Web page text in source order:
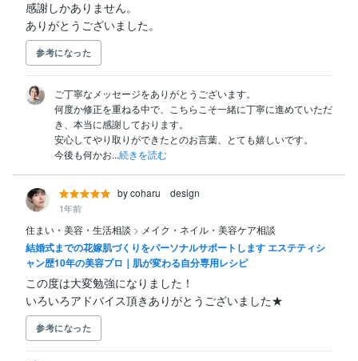
感謝しかありません。
ありがとうございました。
参考になった
ご丁寧なメッセージをありがとうございます。
何度か修正を重ねる中で、こちらこそ一緒に丁寧に進めていただ
き、本当に感謝しております。
安心してやり取りができたとのお言葉、とても嬉しいです。
今後も何かお...続きを読む
by coharu design
1年前
住まい・美容・生活相談 > メイク・ネイル・美容ケア相談
結婚式までの花嫁肌づくりをパーソナルサポートします エステティシ
ャン歴10年の美容プロ｜肌が変わる自分専用レシピ
この度は大変勉強になりました！
いろいろアドバイス頂きありがとうございました★
参考になった